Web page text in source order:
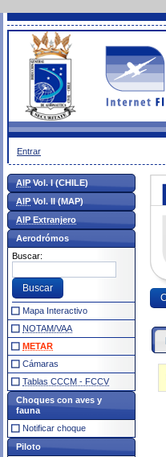
Entrar
AIPVol. I (CHILE)
AIPVol. II (MAP)
AIP Extranjero
Aerodrómos
Buscar:
Mapa Interactivo
NOTAM/VAA
METAR
Cámaras
Tablas CCCM - FCCV
Choques con aves y
fauna
Notificar choque
Piloto